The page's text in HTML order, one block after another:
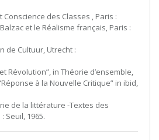
Conscience des Classes , Paris :
et le Réalisme français, Paris :
de Cultuur, Utrecht :
Révolution”, in Théorie d’ensemble,
à la Nouvelle Critique” in ibid,
de la littérature -Textes des
Seuil, 1965.